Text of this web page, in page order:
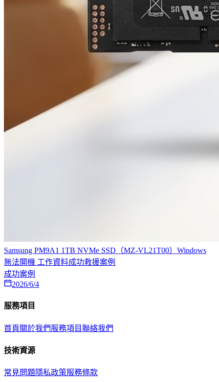
Samsung PM9A1 1TB NVMe SSD（MZ-VL21T00）Windows
無法開機 工作資料成功救援案例
成功案例
2026/6/4
服務項目
首頁 關於我們服務項目聯絡我們
技術資源
常見問題隱私政策服務條款